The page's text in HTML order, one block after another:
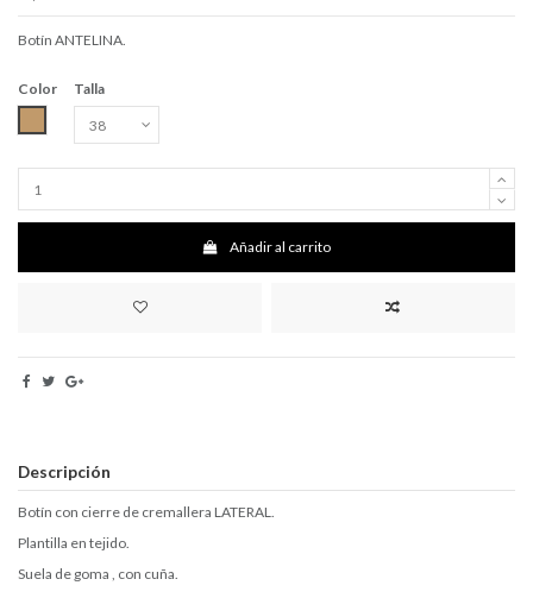
Botín ANTELINA.
Color
Talla
Añadir al carrito
Descripción
Botín con cierre de cremallera LATERAL.
Plantilla en tejido.
Suela de goma , con cuña.